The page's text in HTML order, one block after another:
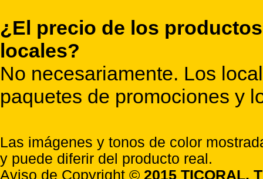
¿El precio de los
locales?
No necesariamente. Los
paquetes de promociones y
Las imágenes y tonos de color
y puede diferir del producto real.
Aviso de Copyright © 2015 TICORAL,